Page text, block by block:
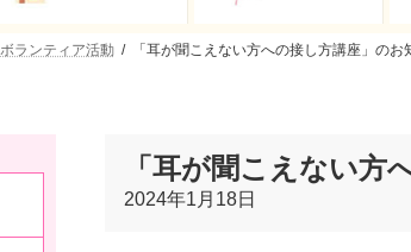
ボランティア活動 「耳が聞こえない方への接し方講座」のお
「耳が聞こえない方
2024年1月18日